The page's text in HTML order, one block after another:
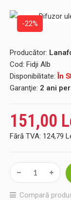
-22%
Producător:
Cod: Fidji Alb
Disponibilitate: În
Garanţie: 2 ani
151,00
Fără TVA: 124,79
Compară